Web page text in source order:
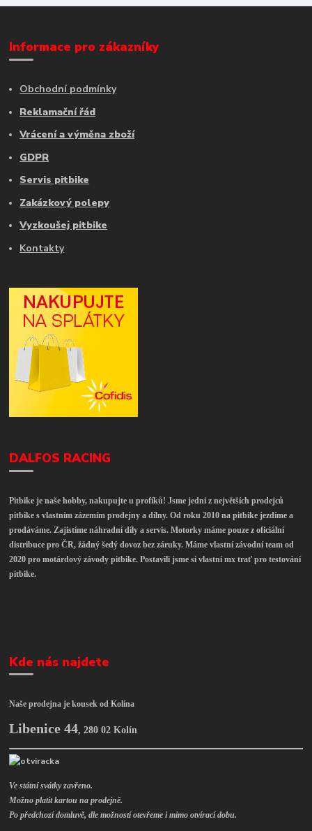
Informace pro zákazníky
Obchodní podmínky
Reklamační řád
Vrácení a výměna zboží
GDPR
Servis pitbike
Zakázkový polepy
Vyzkoušej pitbike
Kontakty
DALFOS RACING
Pitbike je naše hobby, nakupujte u profíků! Jsme jedni z největších prodejců
pitbike s vlastním zázemím prodejny a dílny. Od roku 2010 na pitbike jezdíme a
prodáváme. Zajistíme náhradní díly a servis. Motorky máme pouze z oficiální
distribuce pro ČR, žádný šedý dovoz bez záruky. Máme vlastní závodní team od
2020 pro motárdový závody pitbike. Postavili jsme si vlastní mx trať pro testování
pitbike.
Kde nás najdete
Naše prodejna je kousek od Kolína
Libenice 44,280 02 Kolín
Ve státní svátky zavřeno.
Možno platit kartou na prodejně.
Po předchozí domluvě, dle možností otevřeme i mimo otvírací dobu.